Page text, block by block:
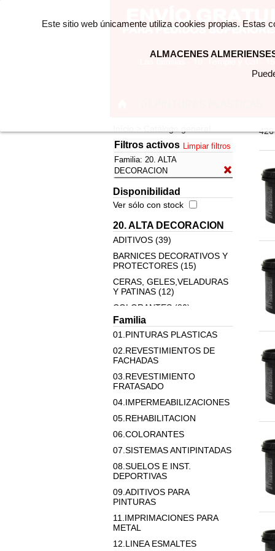
Filtros activos Limpiar filtros
Familia: 20. ALTA
DECORACION
Disponibilidad
Ver sólo con stock
20. ALTA DECORACION
ADITIVOS (39)
BARNICES DECORATIVOS Y
PROTECTORES (15)
CERAS, GELES,VELADURAS
Y PATINAS (12)
COLORANTES (80)
EFECTO ARCILLA (14)
EFECTO ARENA (14)
EFECTO CEMENTO Y
HORMIGON (10)
EFECTO CUERO (1)
EFECTO LUMINISCENTE (5)
EFECTO MARMOL (5)
EFECTO OLAS DEL MAR (1)
EFECTO OXIDO (35)
EFECTO RUSTICO (2)
EFECTO TEJIDO SACO (2)
EFECTO TIERRAS (17)
TERCIOPELO (5)
ESTUCO A LA CAL (8)
Familia
01.PINTURAS PLASTICAS
02.REVESTIMIENTOS DE
FACHADAS
03.REVESTIMIENTO
FRATASADO
04.IMPERMEABILIZACIONES
05.REHABILITACION
06.COLORANTES
07.SISTEMAS ANTIPINTADAS
08.SUELOS E INST.
DEPORTIVAS
09.ADITIVOS PARA
PINTURAS
11.IMPRIMACIONES PARA
METAL
12.LINEA ESMALTES
Este sitio web únicamente utiliza cookies propias. Estas
ALMACENES